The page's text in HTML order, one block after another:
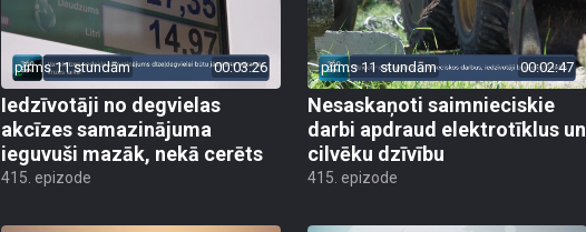
pirms 11 stundām 00:03:26
Iedzīvotāji no degvielas
akcīzes samazinājuma
ieguvuši mazāk, nekā cerēts
415. epizode
pirms 11 stundām 00:02:47
Nesaskaņoti saimnieciskie
darbi apdraud elektrotīklus un
cilvēku dzīvību
415. epizode